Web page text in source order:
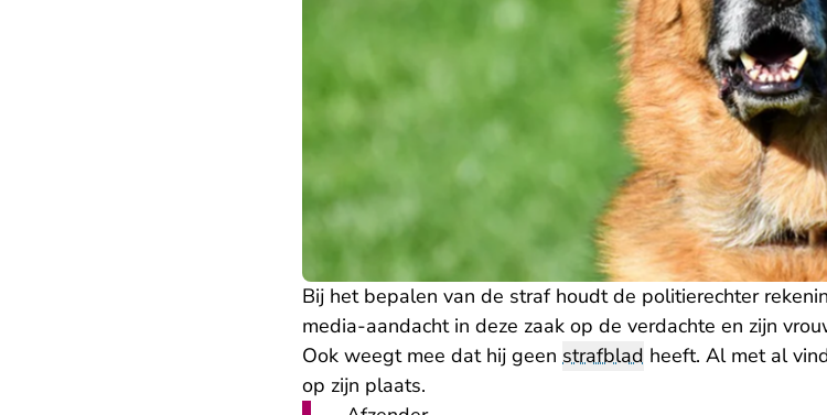
Bij het bepalen van de straf houdt de politierechter
media-aandacht in deze zaak op de verdachte en zijn
Ook weegt mee dat hij geen strafblad heeft. Al met al
op zijn plaats.